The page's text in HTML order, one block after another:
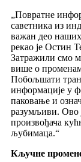
„Повратне
саветника из
важан део
рекао је Остин
Затражили смо
више о
Побољшати
информације у
паковање и
разумљиви. Ово
произвођача
љубимаца.“
Кључне